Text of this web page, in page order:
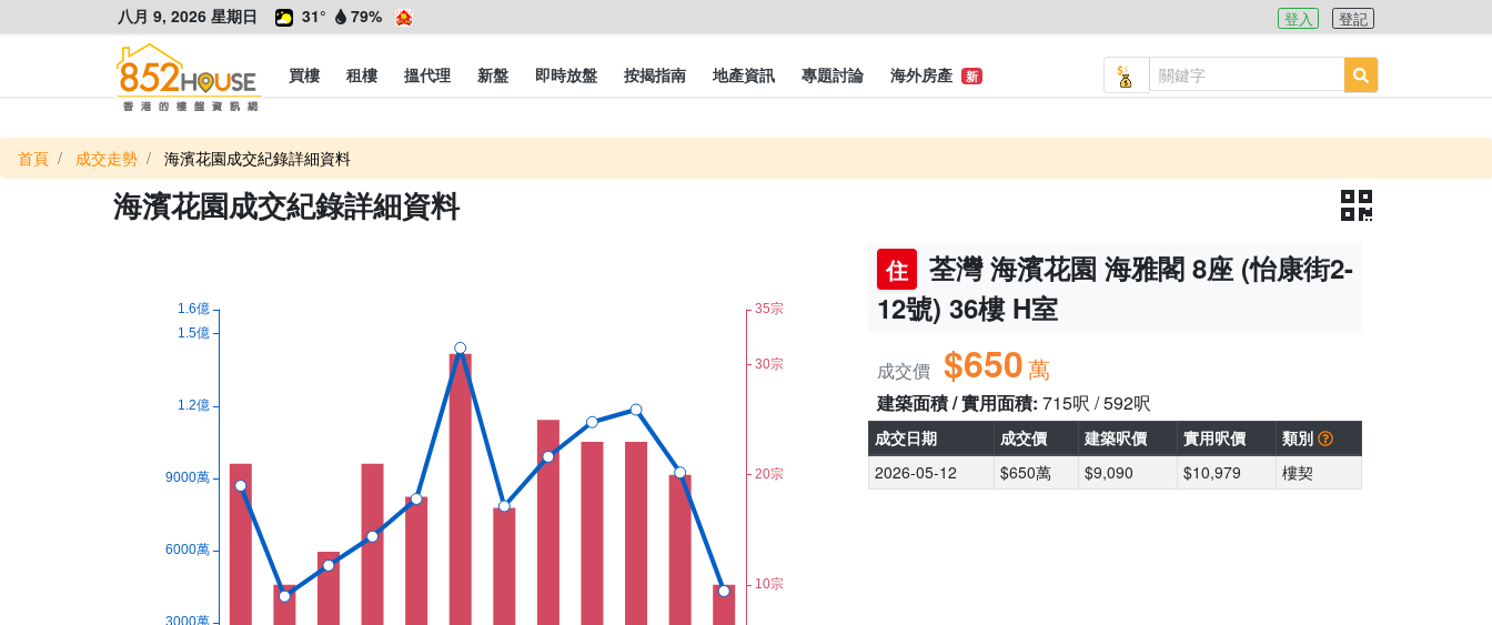
八月 9, 2026 星期日 31° 79% 登入 登記
買樓 租樓 搵代理 新盤 即時放盤 按揭指南 地產資訊 專題討論 海外房產 新
首頁 成交走勢 海濱花園成交紀錄詳細資料
海濱花園成交紀錄詳細資料
住
荃灣 海濱花園 海雅閣 8座 (怡康街2-
12號) 36樓 H室
成交價 $650萬
建築面積 / 實用面積: 715呎 / 592呎
成交日期 成交價 建築呎價 實用呎價
類別
2026-05-12
$650萬 $9,090 $10,979 樓契